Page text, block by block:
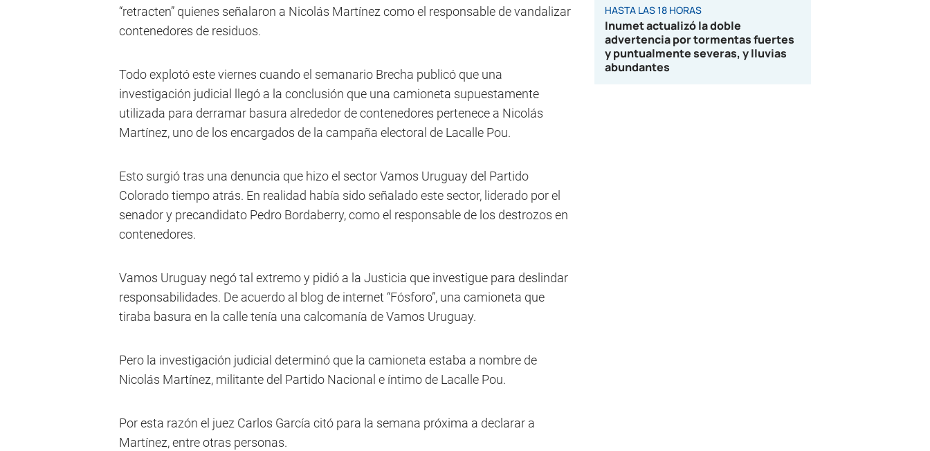
“retracten” quienes señalaron a Nicolás Martínez como el responsable de vandalizar
contenedores de residuos.
Todo explotó este viernes cuando el semanario Brecha publicó que una
investigación judicial llegó a la conclusión que una camioneta supuestamente
utilizada para derramar basura alrededor de contenedores pertenece a Nicolás
Martínez, uno de los encargados de la campaña electoral de Lacalle Pou.
Esto surgió tras una denuncia que hizo el sector Vamos Uruguay del Partido
Colorado tiempo atrás. En realidad había sido señalado este sector, liderado por el
senador y precandidato Pedro Bordaberry, como el responsable de los destrozos en
contenedores.
Vamos Uruguay negó tal extremo y pidió a la Justicia que investigue para deslindar
responsabilidades. De acuerdo al blog de internet “Fósforo”, una camioneta que
tiraba basura en la calle tenía una calcomanía de Vamos Uruguay.
Pero la investigación judicial determinó que la camioneta estaba a nombre de
Nicolás Martínez, militante del Partido Nacional e íntimo de Lacalle Pou.
Por esta razón el juez Carlos García citó para la semana próxima a declarar a
Martínez, entre otras personas.
HASTA LAS 18 HORAS
Inumet actualizó la doble
advertencia por tormentas fuertes
y puntualmente severas, y lluvias
abundantes